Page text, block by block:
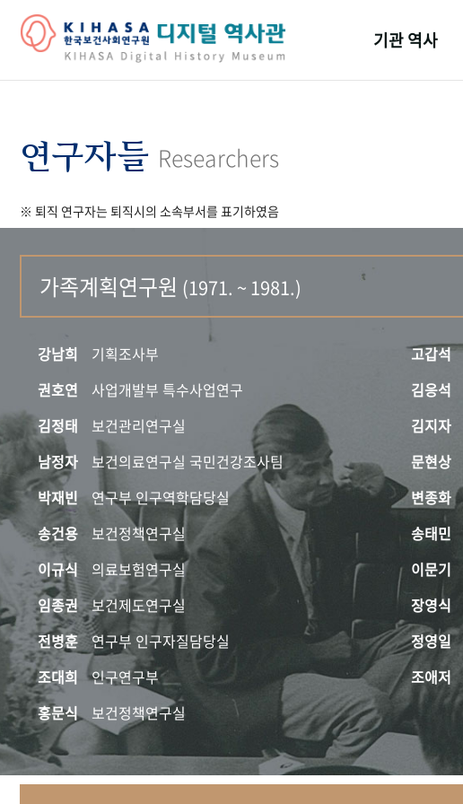
기관 역사
연구자들 Researchers
※ 퇴직 연구자는 퇴직시의 소속부서를 표기하였음
가족계획연구원 (1971. ~ 1981.)
강남희 기획조사부 고갑석
권호연
사업개발부 특수사업연구 김응석
김정태
보건관리연구실 김지자
남정자
보건의료연구실 국민건강조사팀 문현상
박재빈
연구부 인구역학담당실 변종화
송건용
보건정책연구실 송태민
이규식
의료보험연구실 이문기
임종권
보건제도연구실 장영식
전병훈
연구부 인구자질담당실 정영일
조대희
인구연구부 조애저
홍문식
보건정책연구실